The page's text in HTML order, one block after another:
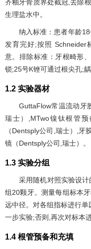
齐釉牙骨质界处截冠,去除
生理盐水中。
纳入标准：患者年龄
发育完好;按照 Schneider
意。排除标准：牙根畸形
锁;25号K锉可通过根尖孔;龋
1.2 实验器材
GuttaFlow常温流动牙
瑞士）,MTwo镍钛根管
（Dentsply公司,瑞士）,牙
镜（Dentsply公司,瑞士）。
1.3 实验分组
采用随机对照实验设
组20颗牙。测量每组标本
远中径。对各组指标进行
一步实验;否则,再次对标本
1.4 根管预备和充填